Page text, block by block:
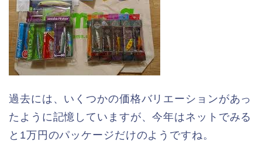
過去には、いくつかの価格バリエーションがあっ
たように記憶していますが、今年はネットでみる
と1万円のパッケージだけのようですね。